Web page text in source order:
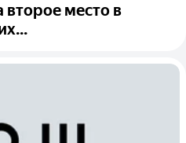
второе место в